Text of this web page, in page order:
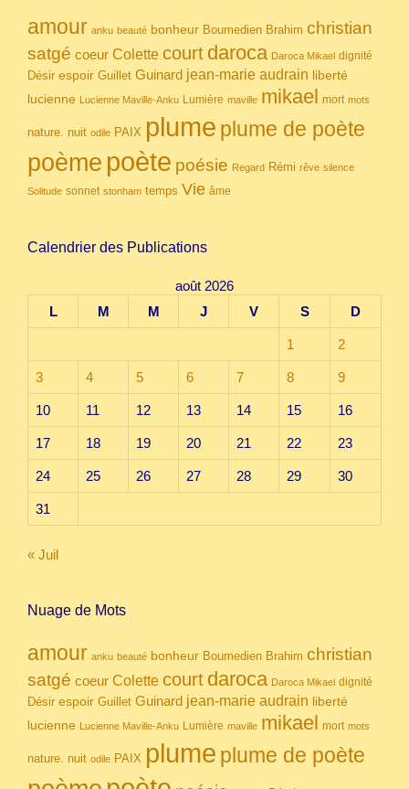
amour anku beauté bonheur Boumedien Brahim christian
satgé coeur Colette court daroca Daroca Mikael dignité
Désir espoir Guillet Guinard jean-marie audrain liberté
lucienne Lucienne Maville-Anku Lumière maville mikael mort mots
nature. nuit odile PAIX plume plume de poète
poème poète poésie Regard Rémi rêve silence
Solitude sonnet stonham temps Vie âme
Calendrier des Publications
août 2026
L
M M J V S D
1 2
3 4 5 6 7 8 9
10 11 12 13 14 15 16
17 18 19 20 21 22 23
24 25 26 27 28 29 30
31
« Juil
Nuage de Mots
amour anku beauté bonheur Boumedien Brahim christian
satgé coeur Colette court daroca Daroca Mikael dignité
Désir espoir Guillet Guinard jean-marie audrain liberté
lucienne Lucienne Maville-Anku Lumière maville mikael mort mots
nature. nuit odile PAIX plume plume de poète